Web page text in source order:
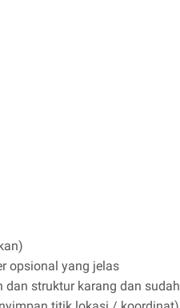
opsional yang jelas
struktur karang dan sudah